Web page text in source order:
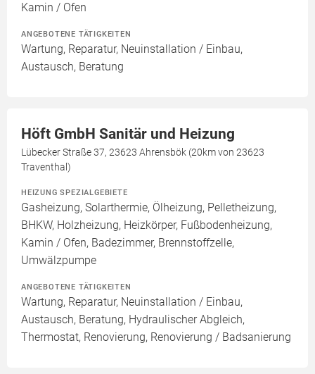
Kamin / Ofen
ANGEBOTENE TÄTIGKEITEN
Wartung, Reparatur, Neuinstallation / Einbau,
Austausch, Beratung
Höft GmbH Sanitär und Heizung
Lübecker Straße 37, 23623 Ahrensbök (20km von 23623
Traventhal)
HEIZUNG SPEZIALGEBIETE
Gasheizung, Solarthermie, Ölheizung, Pelletheizung,
BHKW, Holzheizung, Heizkörper, Fußbodenheizung,
Kamin / Ofen, Badezimmer, Brennstoffzelle,
Umwälzpumpe
ANGEBOTENE TÄTIGKEITEN
Wartung, Reparatur, Neuinstallation / Einbau,
Austausch, Beratung, Hydraulischer Abgleich,
Thermostat, Renovierung, Renovierung / Badsanierung